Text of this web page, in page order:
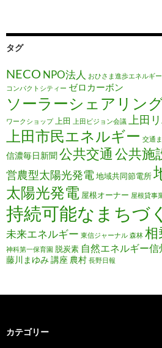
タグ
NECO NPO法人 おひさま進歩エネルギー
コンパクトシティー ゼロカーボン
ソーラーシェアリン
ワークショップ 上田 上田ビジョン会議 上田
上田市民エネルギー 交通
信濃毎日新聞公共交通 公共施
営農型太陽光発電 地域共同節電所
太陽光発電 屋根オーナー 屋根貸事
持続可能なまちづ
未来エネルギー 東信ジャーナル 森林 相
神科第一保育園 脱炭素 自然エネルギー信
藤川まゆみ 講座 農村 長野日報
カテゴリー